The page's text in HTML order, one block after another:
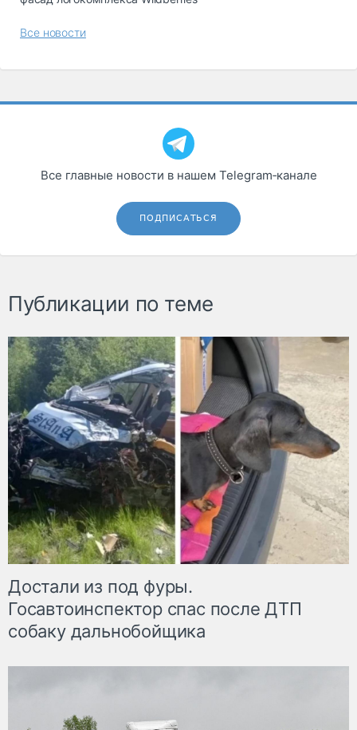
Все новости
Все главные новости в нашем Telegram‑канале
ПОДПИСАТЬСЯ
Публикации по теме
Достали из под фуры.
Госавтоинспектор спас после ДТП
собаку дальнобойщика